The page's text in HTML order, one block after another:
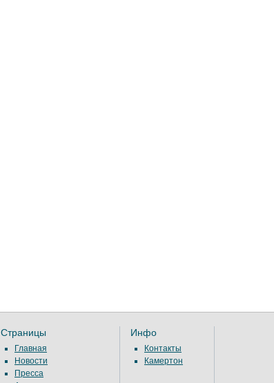
Страницы
Главная
Новости
Пресса
Инфо
Контакты
Камертон